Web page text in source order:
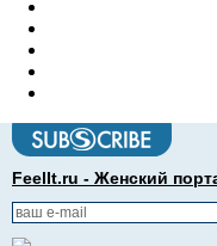
FeelIt.ru - Женский